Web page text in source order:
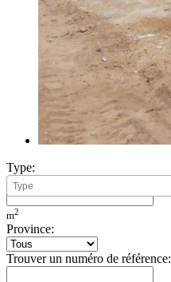
Type:
Minimum Build Area:
m2
Province:
Trouver un numéro de référence: